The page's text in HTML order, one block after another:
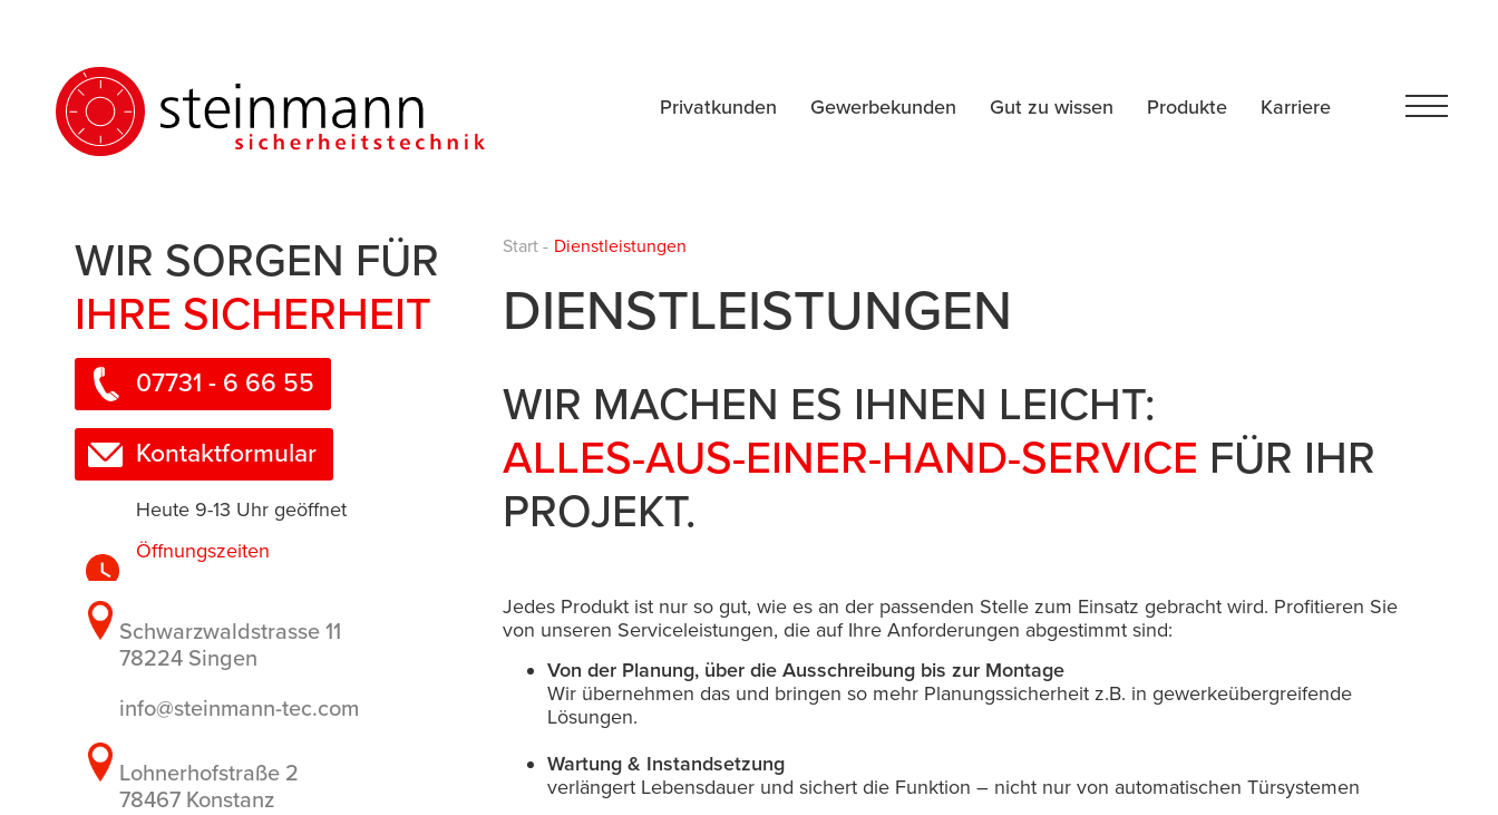
Privatkunden Gewerbekunden Gut zu wissen Produkte Karriere
WIR SORGEN FÜR
IHRE SICHERHEIT
07731 - 6 66 55
Kontaktformular
Heute 9-13 Uhr geöffnet
Öffnungszeiten
Schwarzwaldstrasse 11
78224 Singen
info@steinmann-tec.com
Lohnerhofstraße 2
78467 Konstanz
Start - Dienstleistungen
DIENSTLEISTUNGEN
WIR MACHEN ES IHNEN LEICHT:
ALLES-AUS-EINER-HAND-SERVICE FÜR IHR
PROJEKT.
Jedes Produkt ist nur so gut, wie es an der passenden Stelle zum Einsatz gebracht wird. Profitieren Sie
von unseren Serviceleistungen, die auf Ihre Anforderungen abgestimmt sind:
Von der Planung, über die Ausschreibung bis zur Montage
Wir übernehmen das und bringen so mehr Planungssicherheit z.B. in gewerkeübergreifende
Lösungen.
Wartung & Instandsetzung
verlängert Lebensdauer und sichert die Funktion – nicht nur von automatischen Türsystemen